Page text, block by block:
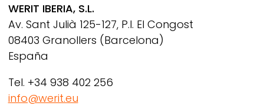
WERIT IBERIA, S.L.
Av. Sant Julià 125-127, P.I. El Congost
08403 Granollers (Barcelona)
España
Tel. +34 938 402 256
info@werit.eu